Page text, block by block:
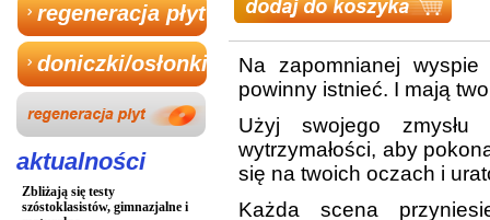
regeneracja płyt
doniczki/osłonki
aktualności
Zbliżają się testy
szóstoklasistów, gimnazjalne i
Na zapomnianej
powinny istnieć. I mają
Użyj swojego
wytrzymałości, aby
się na twoich oczach i
Każda scena